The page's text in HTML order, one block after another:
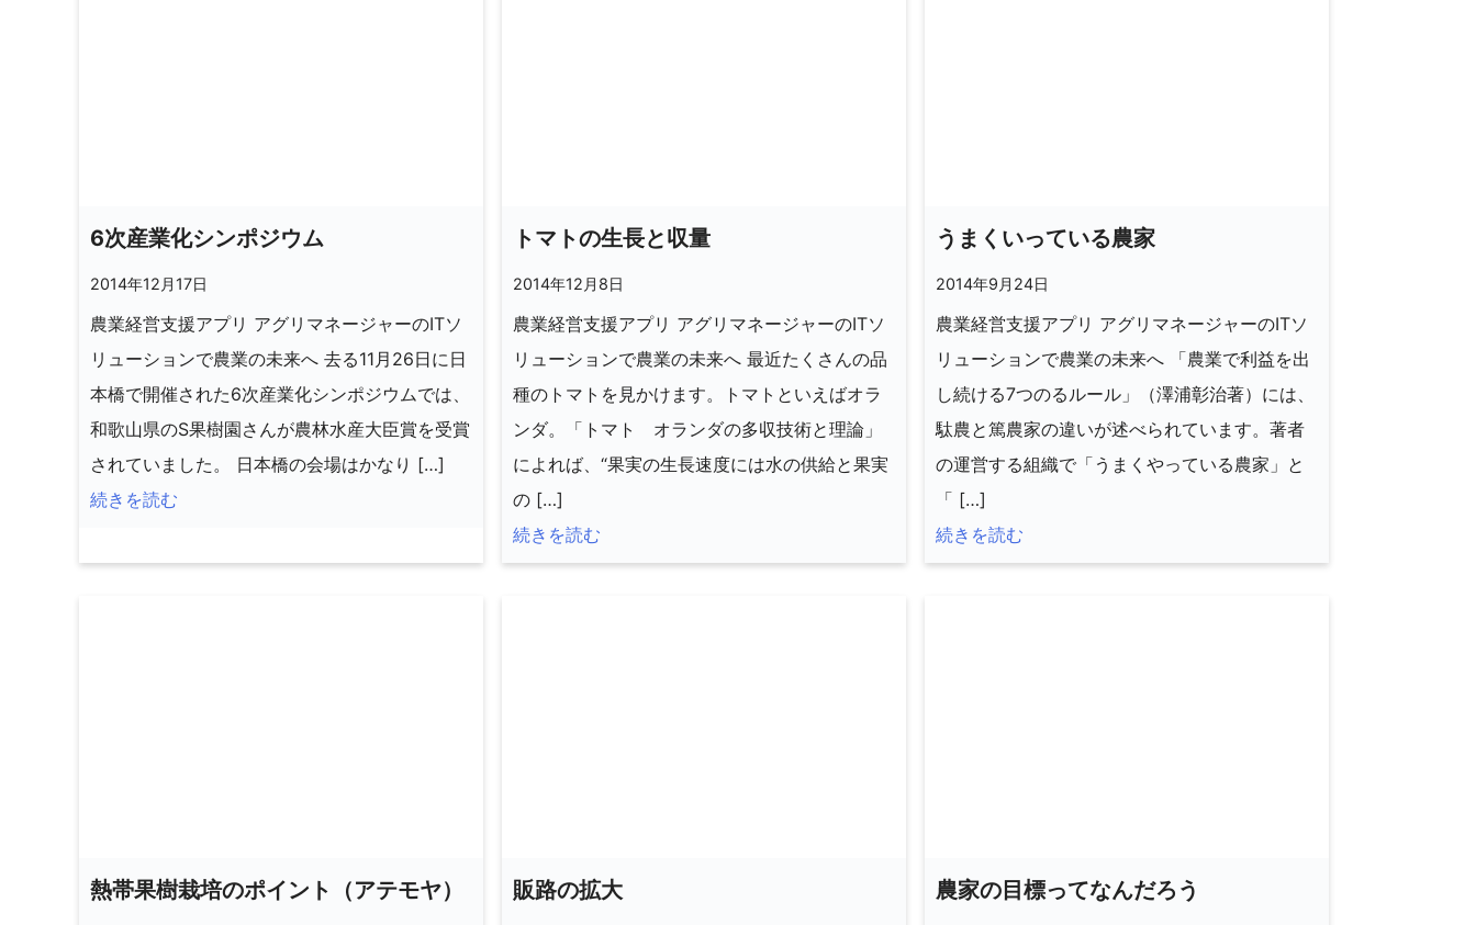
6次産業化シンポジウム
2014年12月17日
農業経営支援アプリ アグリマネージャーのITソ
リューションで農業の未来へ 去る11月26日に日
本橋で開催された6次産業化シンポジウムでは、
和歌山県のS果樹園さんが農林水産大臣賞を受賞
されていました。 日本橋の会場はかなり […]
続きを読む
トマトの生長と収量
2014年12月8日
農業経営支援アプリ アグリマネージャーのITソ
リューションで農業の未来へ 最近たくさんの品
種のトマトを見かけます。トマトといえばオラ
ンダ。「トマト オランダの多収技術と理論」
によれば、“果実の生長速度には水の供給と果実
の […]
続きを読む
うまくいっている農家
2014年9月24日
農業経営支援アプリ アグリマネージャーのITソ
リューションで農業の未来へ 「農業で利益を出
し続ける7つのるルール」（澤浦彰治著）には、
駄農と篤農家の違いが述べられています。著者
の運営する組織で「うまくやっている農家」と
「 […]
続きを読む
熱帯果樹栽培のポイント（アテモヤ） 販路の拡大 農家の目標ってなんだろう